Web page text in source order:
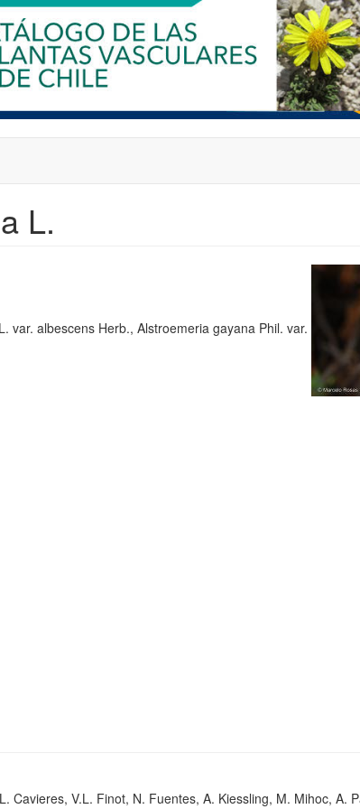
L.
var. albescens Herb., Alstroemeria gayana Phil. var.
Cavieres, V.L. Finot, N. Fuentes, A. Kiessling, M. Mihoc, A.